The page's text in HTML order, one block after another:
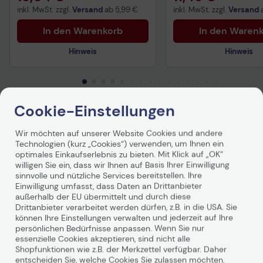
inkl. MwSt. zzgl. Versand ab 5,99 €
In den Warenkorb
Hinweis
Vorvertragliche Informationen
Datenverordnung
inkl. MwSt. zzgl. Versand
In den
Hinweis
Technisches
Datenverordnung
Produktbeschreibung
Diese magentafarbene Tinte wird zum Druck von
Dokumenten und Fotos verwendet. In Kombination mit
Canon Fotopapier sind Ihre Fotos dank dem
ChromaLife100 System vor Verblassen geschützt. Mit
dem 7 ml fassenden Tintentank können bis zu 306 Seiten
(A4, Dokumente) gedruckt werden.
Cookie-Einstellungen
Wir möchten auf unserer Website Cookies und andere
Technologien (kurz „Cookies“) verwenden, um Ihnen ein
optimales Einkaufserlebnis zu bieten. Mit Klick auf „OK“
willigen Sie ein, dass wir Ihnen auf Basis Ihrer Einwilligung
sinnvolle und nützliche Services bereitstellen. Ihre
Einwilligung umfasst, dass Daten an Drittanbieter
außerhalb der EU übermittelt und durch diese
Drittanbieter verarbeitet werden dürfen, z.B. in die USA. Sie
können Ihre Einstellungen verwalten und jederzeit auf Ihre
persönlichen Bedürfnisse anpassen. Wenn Sie nur
essenzielle Cookies akzeptieren, sind nicht alle
Shopfunktionen wie z.B. der Merkzettel verfügbar. Daher
entscheiden Sie, welche Cookies Sie zulassen möchten.